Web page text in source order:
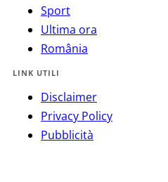
Sport
Ultima ora
România
LINK UTILI
Disclaimer
Privacy Policy
Pubblicità